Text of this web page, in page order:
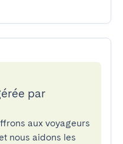
par
aux voyageurs
nous aidons les